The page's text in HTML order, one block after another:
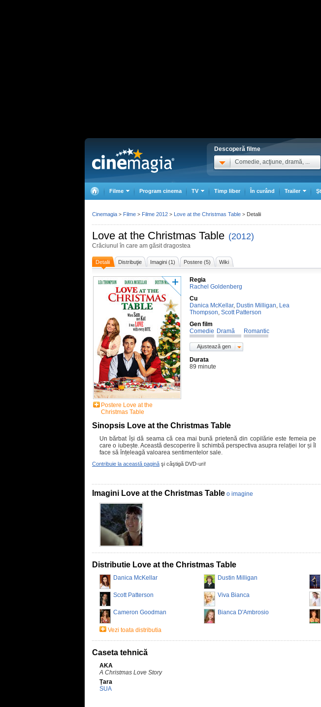
Descoperă filme
Comedie, acţiune, dramă, ...
Filme Program cinema TV Timp liber În curând Trailer
Love at the Christmas Table (2012)
Crăciunul în care am găsit dragostea
Detalii Distribuţie Imagini (1) Postere (5) Wiki
Postere Love at the
Christmas Table
Regia
Rachel Goldenberg
Cu
Danica McKellar, Dustin Milligan, Lea
Thompson, Scott Patterson
Gen film
Comedie Dramă Romantic
Ajustează gen
Durata
89 minute
Sinopsis Love at the Christmas Table
Un bărbat își dă seama că cea mai bună prietenă din copilărie este femeia pe
care o iubește. Această descoperire îi schimbă perspectiva asupra relației lor și îl
face să înțeleagă valoarea sentimentelor sale.
Contribuie la această pagină şi câştigă DVD-uri!
Imagini Love at the Christmas Table o imagine
Distributie Love at the Christmas Table
Danica McKellar Dustin Milligan
Scott Patterson Viva Bianca
Cameron Goodman Bianca D'Ambrosio
Vezi toata distributia
Caseta tehnică
AKA
A Christmas Love Story
Țara
SUA
Cinemagia > Filme > Filme 2012 > Love at the Christmas Table > Detalii